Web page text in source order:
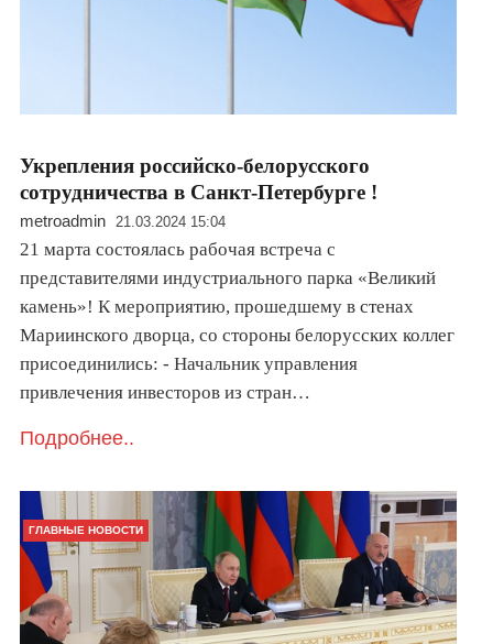
Укрепления российско-белорусского
сотрудничества в Санкт-Петербурге !
metroadmin 21.03.2024 15:04
21 марта состоялась рабочая встреча с
представителями индустриального парка «Великий
камень»! К мероприятию, прошедшему в стенах
Мариинского дворца, со стороны белорусских коллег
присоединились: - Начальник управления
привлечения инвесторов из стран…
Подробнее..
ГЛАВНЫЕ НОВОСТИ